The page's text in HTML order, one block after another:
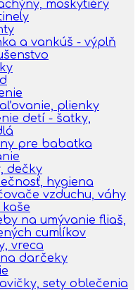
moskytiéry
a vankúš - výplň
plienky
detí - šatky,
pre babatka
dečky
hygiena
vzduchu, váhy
kaše
na umývanie fliaš,
cumlíkov
vreca
darčeky
sety oblečenia